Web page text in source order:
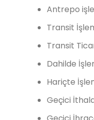
Antrepo
Transit
Transit
Dahilde
Hariçte
Geçici